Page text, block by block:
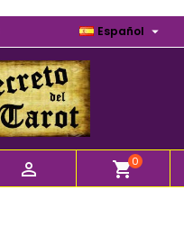
Español 
 shopping_cart0